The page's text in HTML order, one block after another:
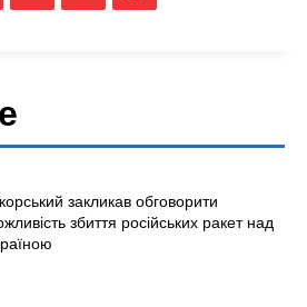
закликав обговорити
збиття російських ракет над